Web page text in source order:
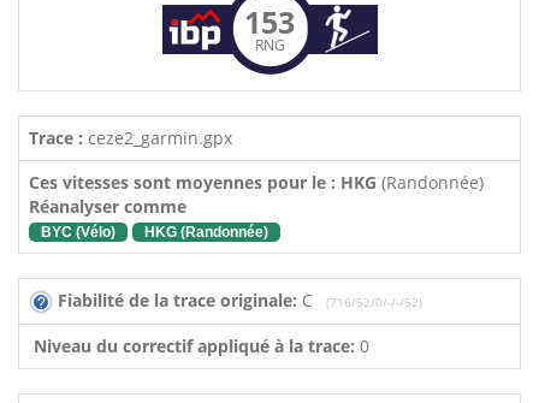
153
RNG
Trace : ceze2_garmin.gpx
Ces vitesses sont moyennes pour le : HKG (Randonnée)
Réanalyser comme
BYC (Vélo) HKG (Randonnée)
Fiabilité de la trace originale: C (716/52/0/-/-/52)
Niveau du correctif appliqué à la trace: 0